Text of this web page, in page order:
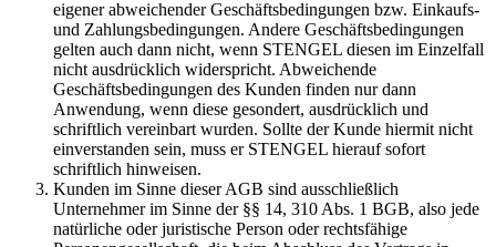
eigener abweichender Geschäftsbedingungen bzw. Einkaufs-
und Zahlungsbedingungen. Andere Geschäftsbedingungen
gelten auch dann nicht, wenn STENGEL diesen im Einzelfall
nicht ausdrücklich widerspricht. Abweichende
Geschäftsbedingungen des Kunden finden nur dann
Anwendung, wenn diese gesondert, ausdrücklich und
schriftlich vereinbart wurden. Sollte der Kunde hiermit nicht
einverstanden sein, muss er STENGEL hierauf sofort
schriftlich hinweisen.
Kunden im Sinne dieser AGB sind ausschließlich
Unternehmer im Sinne der §§ 14, 310 Abs. 1 BGB, also jede
natürliche oder juristische Person oder rechtsfähige